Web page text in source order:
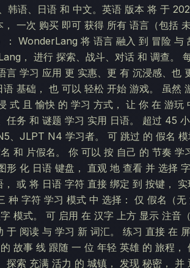
韩语、日语 和 中文。英语 版本 将 于
一次 购买 即可 获得 所有 语言（包括
： WonderLang 将 语言 融入 到 冒险 与
， 进行 探索、战斗、对话 和 调查。
言 学习 应用 更 实惠、更 有 沉浸感、也
基础， 也 可以 轻松 开始 游戏。 虽然
式 且 愉快 的 学习 方式， 让 你 在 游玩
任务 和 谜题 学习 实用 日语。 超过 45
、JLPT N4 学习者。 可 跳过 的 假名
和 片假名。 你 可以 按 自己 的 节奏
形 化 日语 键盘， 直观 地 查看 并 选择
或 将 日语 字符 直接 绑定 到 按键，
种 字符 学习 模式 中 选择： 仅 假名（
模式。 可 启用 在 汉字 上方 显示 注音
于 阅读 与 学习 新 词汇。 练习 直接 在
故事 线 跟随 一 位 年轻 英雄 的 旅程
探索 充满 活力 的 城镇， 发现 秘密，